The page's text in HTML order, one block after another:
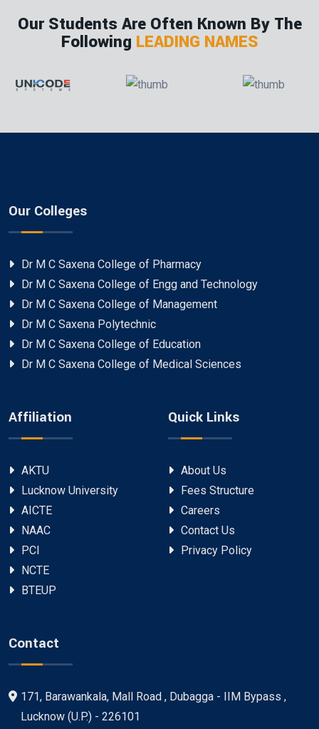
Our Students Are Often Known By The
Following LEADING NAMES
Our Colleges
Dr M C Saxena College of Pharmacy
Dr M C Saxena College of Engg and Technology
Dr M C Saxena College of Management
Dr M C Saxena Polytechnic
Dr M C Saxena College of Education
Dr M C Saxena College of Medical Sciences
Affiliation
AKTU
Lucknow University
AICTE
NAAC
PCI
NCTE
BTEUP
Quick Links
About Us
Fees Structure
Careers
Contact Us
Privacy Policy
Contact
171, Barawankala, Mall Road , Dubagga - IIM Bypass ,
Lucknow (U.P.) - 226101